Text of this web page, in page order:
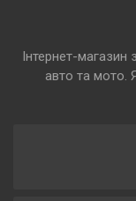
Інтернет-магазин
авто та мото.